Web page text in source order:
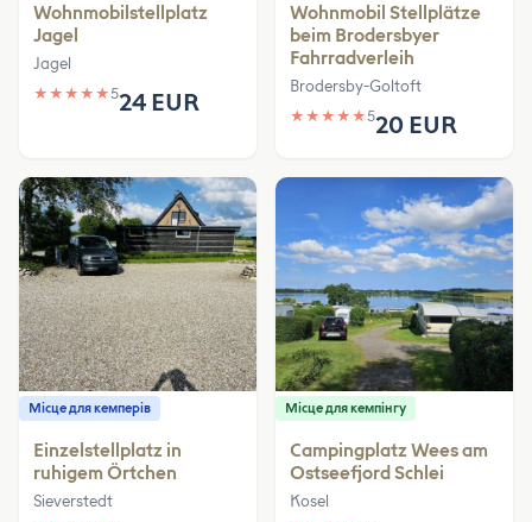
Wohnmobilstellplatz
Jagel
Jagel
★ ★ ★ ★ ★524 EUR
Wohnmobil Stellplätze
beim Brodersbyer
Fahrradverleih
Brodersby-Goltoft
★ ★ ★ ★ ★520 EUR
Місце для кемперів
Einzelstellplatz in
ruhigem Örtchen
Sieverstedt
Місце для кемпінгу
Campingplatz Wees am
Ostseefjord Schlei
Kosel